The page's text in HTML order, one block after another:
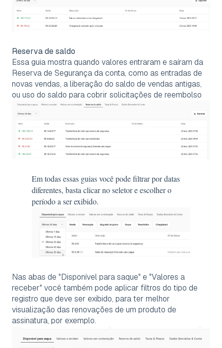
Reserva de saldo
Essa guia mostra quando valores entraram e saíram da
Reserva de Segurança da conta, como as entradas de
novas vendas, a liberação do saldo de vendas antigas,
ou uso do saldo para cobrir solicitações de reembolso
Em todas essas guias você pode filtrar por datas
diferentes, basta clicar no seletor e escolher o
período a ser exibido.
Nas abas de "Disponível para saque" e "Valores a
receber" você também pode aplicar filtros do tipo de
registro que deve ser exibido, para ter melhor
visualização das renovações de um produto de
assinatura, por exemplo.